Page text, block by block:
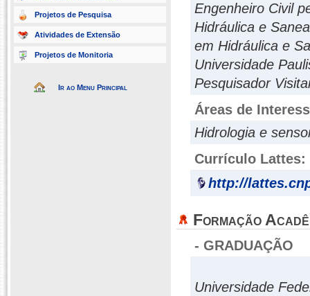
Projetos de Pesquisa
Atividades de Extensão
Projetos de Monitoria
Ir ao Menu Principal
Engenheiro Civil
Hidráulica e
em Hidráulica e
Universidade
Pesquisador
Áreas de
Hidrologia e
Currículo Lattes:
http://
Formação
- GRADUAÇÃO
Universidade